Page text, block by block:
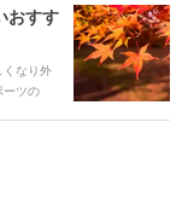
い景色が
おすす
くなり外
ーツの